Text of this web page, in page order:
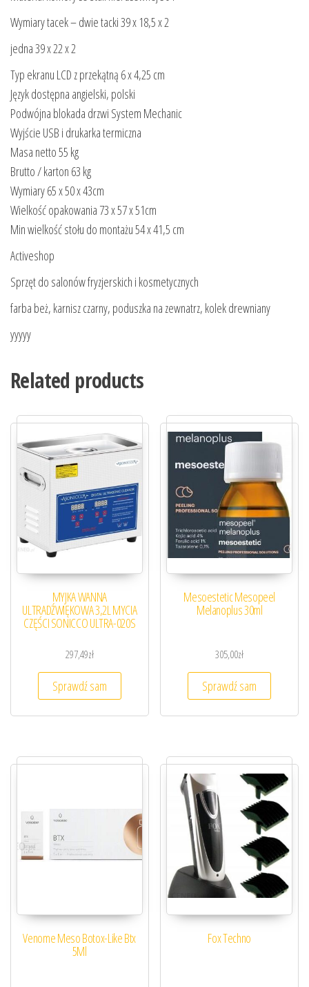
Wymiary tacek – dwie tacki 39 x 18,5 x 2
jedna 39 x 22 x 2
Typ ekranu LCD z przekątną 6 x 4,25 cm
Język dostępna angielski, polski
Podwójna blokada drzwi System Mechanic
Wyjście USB i drukarka termiczna
Masa netto 55 kg
Brutto / karton 63 kg
Wymiary 65 x 50 x 43cm
Wielkość opakowania 73 x 57 x 51cm
Min wielkość stołu do montażu 54 x 41,5 cm
Activeshop
Sprzęt do salonów fryzjerskich i kosmetycznych
farba beż, karnisz czarny, poduszka na zewnatrz, kolek drewniany
yyyyy
Related products
MYJKA WANNA
ULTRADŹWIĘKOWA 3,2L MYCIA
CZĘŚCI SONICCO ULTRA-020S
297,49zł
Sprawdź sam
Mesoestetic Mesopeel
Melanoplus 30ml
305,00zł
Sprawdź sam
Venome Meso Botox-Like Btx
5Ml
Fox Techno